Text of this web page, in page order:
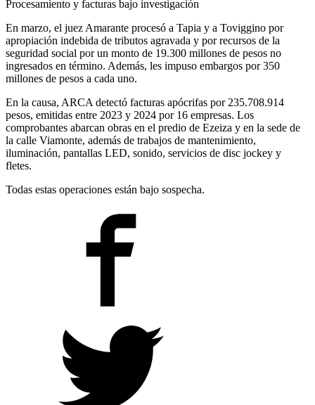
Procesamiento y facturas bajo investigación
En marzo, el juez Amarante procesó a Tapia y a Toviggino por
apropiación indebida de tributos agravada y por recursos de la
seguridad social por un monto de 19.300 millones de pesos no
ingresados en término. Además, les impuso embargos por 350
millones de pesos a cada uno.
En la causa, ARCA detectó facturas apócrifas por 235.708.914
pesos, emitidas entre 2023 y 2024 por 16 empresas. Los
comprobantes abarcan obras en el predio de Ezeiza y en la sede de
la calle Viamonte, además de trabajos de mantenimiento,
iluminación, pantallas LED, sonido, servicios de disc jockey y
fletes.
Todas estas operaciones están bajo sospecha.